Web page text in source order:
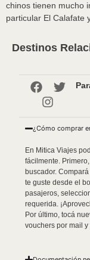
chinos tienen mucho
particular El Calafate
Destinos
¿Cómo comprar
En Mitica Viajes
fácilmente.
buscador.
te guste desde el
pasajeros,
requerida.
Por último, tocá
vouchers por mail